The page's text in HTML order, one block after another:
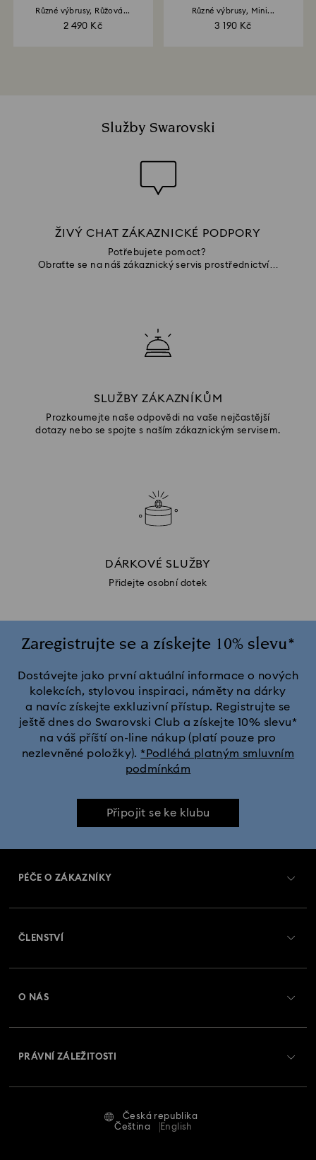
Různé výbrusy, Růžová...
2 490 Kč
Různé výbrusy, Mini...
3 190 Kč
Služby Swarovski
ŽIVÝ CHAT ZÁKAZNICKÉ PODPORY
Potřebujete pomoct?
Obraťte se na náš zákaznický servis prostřednictvím
SLUŽBY ZÁKAZNÍKŮM
Prozkoumejte naše odpovědi na vaše nejčastější
dotazy nebo se spojte s naším zákaznickým servisem.
DÁRKOVÉ SLUŽBY
Přidejte osobní dotek
Zaregistrujte se a získejte 10% slevu*
Dostávejte jako první aktuální informace o nových
kolekcích, stylovou inspiraci, náměty na dárky
a navíc získejte exkluzivní přístup. Registrujte se
ještě dnes do Swarovski Club a získejte 10% slevu*
na váš příští on-line nákup (platí pouze pro
nezlevněné položky). *Podléhá platným smluvním
podmínkám
Připojit se ke klubu
PÉČE O ZÁKAZNÍKY
Vrácení a výměna
Stav opravy
ČLENSTVÍ
O NÁS
PRÁVNÍ ZÁLEŽITOSTI
Česká republika
Čeština
English